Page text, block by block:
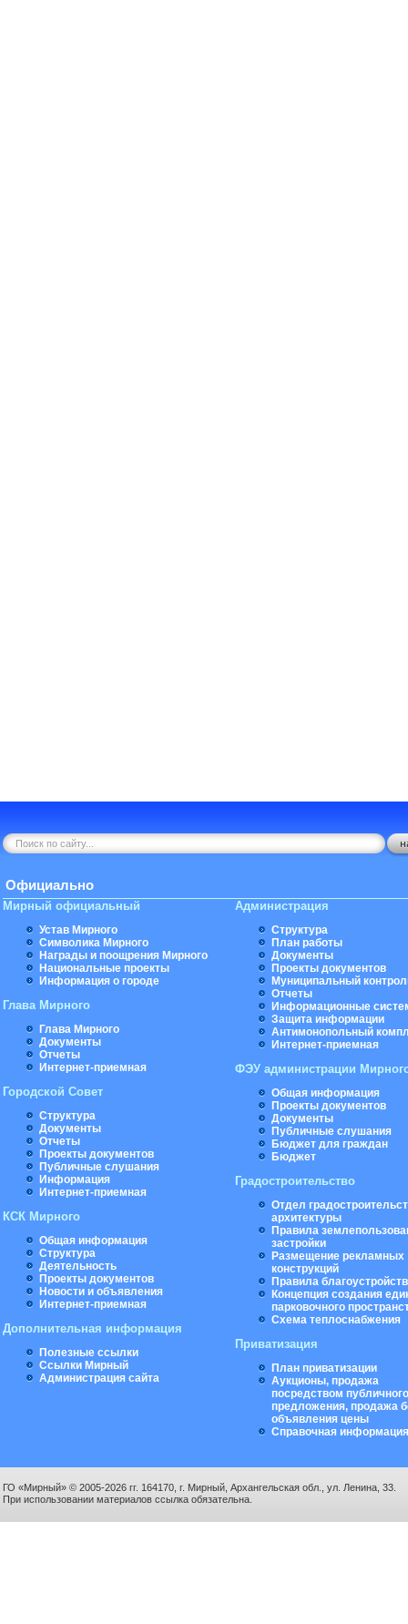
Официально
Мирный официальный
Устав Мирного
Символика Мирного
Награды и поощрения Мирного
Национальные проекты
Информация о городе
Глава Мирного
Глава Мирного
Документы
Отчеты
Интернет-приемная
Городской Совет
Структура
Документы
Отчеты
Проекты документов
Публичные слушания
Информация
Интернет-приемная
КСК Мирного
Общая информация
Структура
Деятельность
Проекты документов
Новости и объявления
Интернет-приемная
Дополнительная информация
Полезные ссылки
Ссылки Мирный
Администрация сайта
Администрация
Структура
План работы
Документы
Проекты документов
Муниципальный
Отчеты
Информационные
Защита информации
Антимонопольный
Интернет-приемная
ФЭУ администрации
Общая информация
Проекты документов
Документы
Публичные слушания
Бюджет для граждан
Бюджет
Градостроительство
Отдел
архитектуры
Правила
застройки
Размещение рекламных
конструкций
Правила
Концепция создания
парковочного
Схема теплоснабжения
Приватизация
План приватизации
Аукционы, продажа
посредством публичного
предложения, продажа
объявления цены
Справочная информация
ГО «Мирный» © 2005-2026 гг. 164170, г. Мирный, Архангельская обл., ул. Ленина, 33.
При использовании материалов ссылка обязательна.